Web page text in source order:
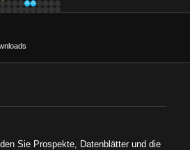
Sie Prospekte, Datenblätter und die